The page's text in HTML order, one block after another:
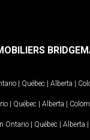
Québec Alberta
Québec Alberta
Ontario Québec Alberta